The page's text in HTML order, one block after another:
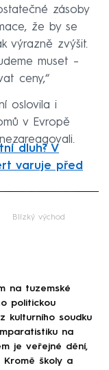
zásoby
že by se
výrazně zvýšit.
muset –
ceny,“
oslovila i
v Evropě
dluh? V
varuje před
Blízký východ
na tuzemské
politickou
kulturního soudku
na
je veřejné dění,
školy a